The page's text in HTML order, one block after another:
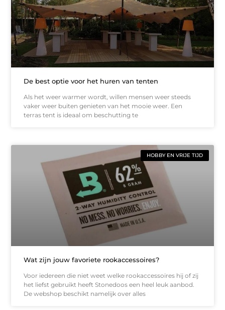
De best optie voor het huren van tenten
Als het weer warmer wordt, willen mensen weer steeds
vaker weer buiten genieten van het mooie weer. Een
terras tent is ideaal om beschutting te
HOBBY EN VRIJE TIJD
Wat zijn jouw favoriete rookaccessoires?
Voor iedereen die niet weet welke rookaccessoires hij of zij
het liefst gebruikt heeft Stonedoos een heel leuk aanbod.
De webshop beschikt namelijk over alles